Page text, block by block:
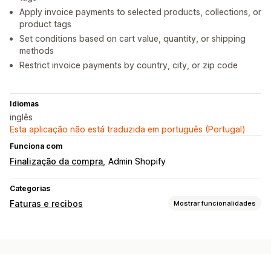
Apply invoice payments to selected products, collections, or
product tags
Set conditions based on cart value, quantity, or shipping
methods
Restrict invoice payments by country, city, or zip code
Idiomas
inglês
Esta aplicação não está traduzida em português (Portugal)
Funciona com
Finalização da compra Admin Shopify
Categorias
Faturas e recibos Mostrar funcionalidades